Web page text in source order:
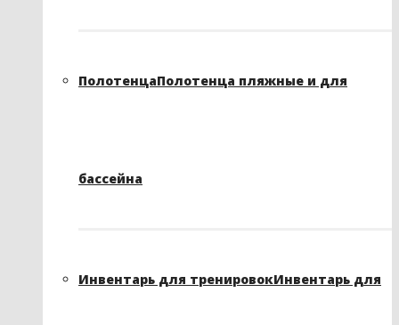
ПолотенцаПолотенца пляжные и для
бассейна
Инвентарь для тренировокИнвентарь для